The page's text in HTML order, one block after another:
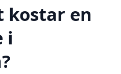
kostar en
i